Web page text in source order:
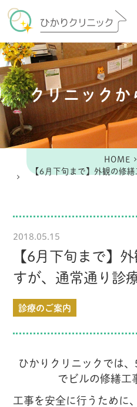
クリニックか
HOME
【6月下旬まで】外観の修
2018.05.15
【6月下旬まで】
すが、通常通り診
診療のご案内
ひかりクリニックでは
でビルの修繕工
工事を安全に行うために